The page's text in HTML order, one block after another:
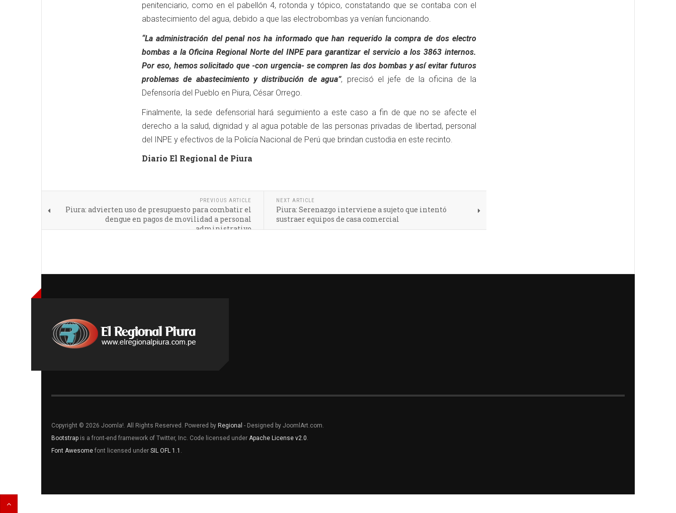
penitenciario, como en el pabellón 4, rotonda y tópico, constatando que se contaba con el
abastecimiento del agua, debido a que las electrobombas ya venían funcionando.
“La administración del penal nos ha informado que han requerido la compra de dos electro
bombas a la Oficina Regional Norte del INPE para garantizar el servicio a los 3863 internos.
Por eso, hemos solicitado que -con urgencia- se compren las dos bombas y así evitar futuros
problemas de abastecimiento y distribución de agua”, precisó el jefe de la oficina de la
Defensoría del Pueblo en Piura, César Orrego.
Finalmente, la sede defensorial hará seguimiento a este caso a fin de que no se afecte el
derecho a la salud, dignidad y al agua potable de las personas privadas de libertad, personal
del INPE y efectivos de la Policía Nacional de Perú que brindan custodia en este recinto.
Diario El Regional de Piura
PREVIOUS ARTICLE
Piura: advierten uso de presupuesto para combatir el
dengue en pagos de movilidad a personal
administrativo
NEXT ARTICLE
Piura: Serenazgo interviene a sujeto que intentó
sustraer equipos de casa comercial
Copyright © 2026 Joomla!. All Rights Reserved. Powered by Regional - Designed by JoomlArt.com.
Bootstrap is a front-end framework of Twitter, Inc. Code licensed under Apache License v2.0.
Font Awesome font licensed under SIL OFL 1.1 .